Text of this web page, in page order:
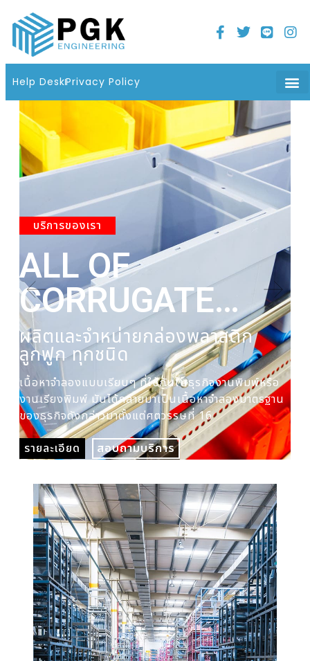
Help DeskPrivacy Policy
Home
21 มิถุนายน 2022
บริการของเรา
ALL OF
CORRUGATE
PLASTIC BOX
ผลิตและจำหน่ายกล่องพลาสติก
ลูกฟูก ทุกชนิด
เนื้อหาจำลองแบบเรียบๆ ที่ใช้กันในธุรกิจงานพิมพ์หรือ
งานเรียงพิมพ์ มันได้กลายมาเป็นเนื้อหาจำลองมาตรฐาน
ของธุรกิจดังกล่าวมาตั้งแต่ศตวรรษที่ 16
รายละเอียด
สอบถามบริการ